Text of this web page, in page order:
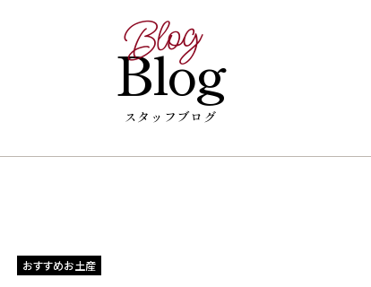
Blog
Blog
スタッフブログ
おすすめお土産